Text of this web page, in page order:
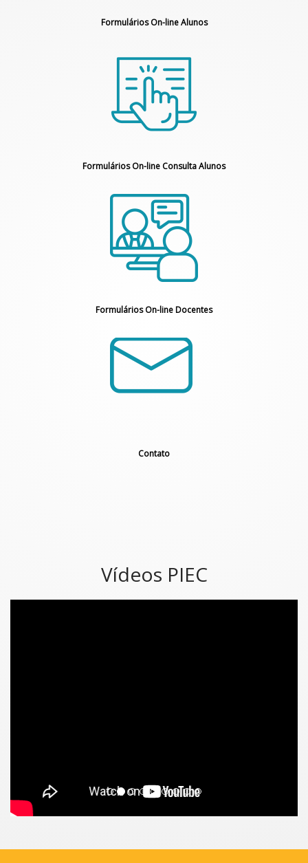
Formulários On-line Alunos
Formulários On-line Consulta Alunos
Formulários On-line Docentes
Contato
Vídeos PIEC